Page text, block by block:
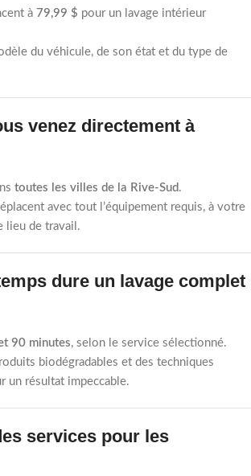
à 79,99 $ pour un lavage intérieur
du véhicule, de son état et du type de
venez directement à
toutes les villes de la Rive-Sud .
avec tout l’équipement requis, à votre
lieu de travail.
dure un lavage complet
90 minutes, selon le service sélectionné.
biodégradables et des techniques
un résultat impeccable.
services pour les